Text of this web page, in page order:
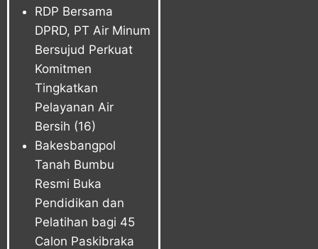
RDP Bersama
DPRD, PT Air Minum
Bersujud Perkuat
Komitmen
Tingkatkan
Pelayanan Air
Bersih (16)
Bakesbangpol
Tanah Bumbu
Resmi Buka
Pendidikan dan
Pelatihan bagi 45
Calon Paskibraka